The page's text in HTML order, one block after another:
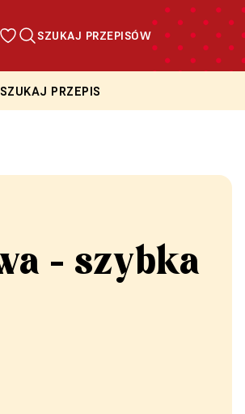
SZUKAJ PRZEPISÓW
PRZEPIS
- szybka